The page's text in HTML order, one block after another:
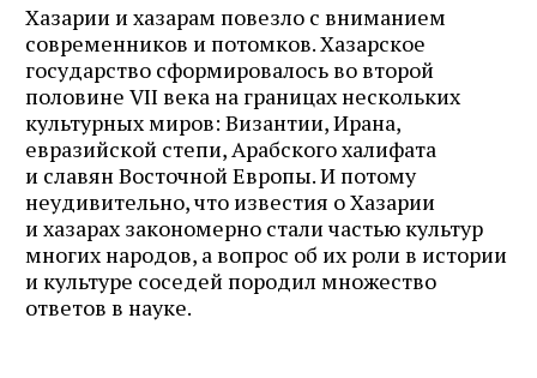
Хазарии и хазарам повезло с вниманием
современников и потомков. Хазарское
государство сформировалось во второй
половине VII века на границах нескольких
культурных миров: Византии, Ирана,
евразийской степи, Арабского халифата
и славян Восточной Европы. И потому
неудивительно, что известия о Хазарии
и хазарах закономерно стали частью культур
многих народов, а вопрос об их роли в истории
и культуре соседей породил множество
ответов в науке.